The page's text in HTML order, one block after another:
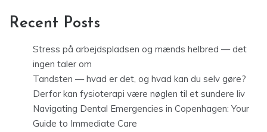
Recent Posts
Stress på arbejdspladsen og mænds helbred — det
ingen taler om
Tandsten — hvad er det, og hvad kan du selv gøre?
Derfor kan fysioterapi være nøglen til et sundere liv
Navigating Dental Emergencies in Copenhagen: Your
Guide to Immediate Care